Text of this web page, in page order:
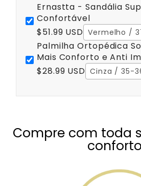
Ernastta - Sandália
Confortável
$51.99 USD Vermelho /
Palmilha Ortopédica
Mais Conforto e Anti
$28.99 USD Cinza / 35-
Compre com toda
conforto